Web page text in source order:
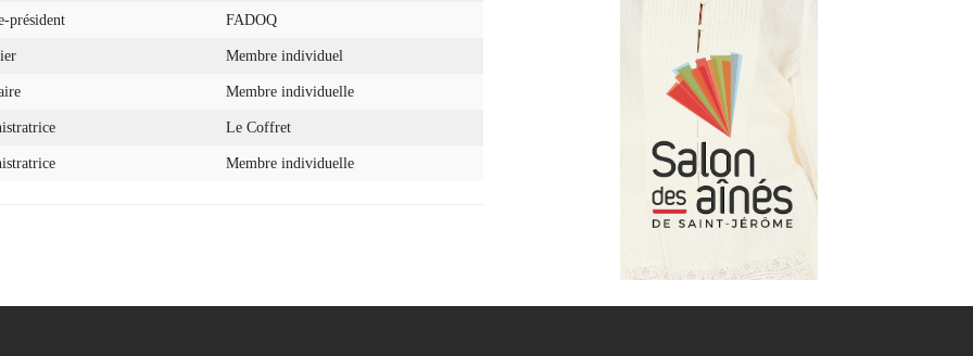
président FADOQ
Membre individuel
Membre individuelle
Le Coffret
Membre individuelle